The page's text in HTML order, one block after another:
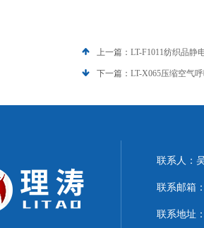
上一篇： LT-F1011纺织品静
下一篇： LT-X065压缩空气
联系人：
联系邮箱
联系地址